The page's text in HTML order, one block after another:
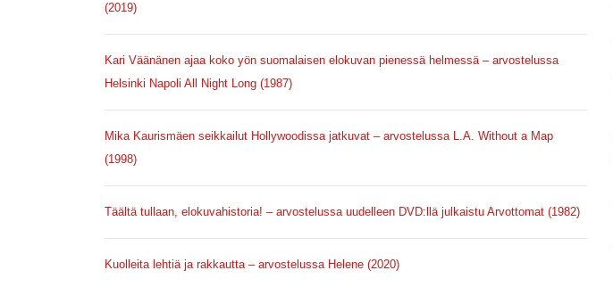
(2019)
Kari Väänänen ajaa koko yön suomalaisen elokuvan pienessä helmessä – arvostelussa
Helsinki Napoli All Night Long (1987)
Mika Kaurismäen seikkailut Hollywoodissa jatkuvat – arvostelussa L.A. Without a Map
(1998)
Täältä tullaan, elokuvahistoria! – arvostelussa uudelleen DVD:llä julkaistu Arvottomat (1982)
Kuolleita lehtiä ja rakkautta – arvostelussa Helene (2020)